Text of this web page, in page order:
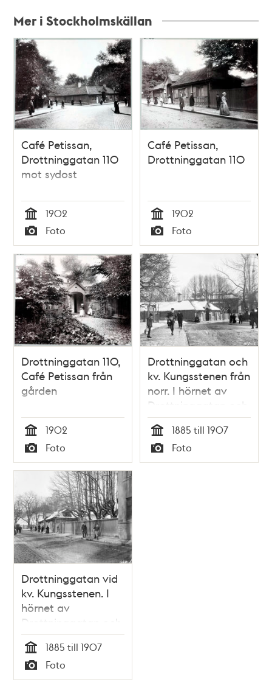
Mer i Stockholmskällan
Relaterade
poster
och
teman
Café Petissan,
Drottninggatan 110
mot sydost
Tid
1902
Typ
Foto
Café Petissan,
Drottninggatan 110
Tid
1902
Typ
Foto
Drottninggatan 110,
Café Petissan från
gården
Tid
1902
Typ
Foto
Drottninggatan och
kv. Kungsstenen från
norr. I hörnet av
Drottninggatan och
Kungstensgatan
ligger Petit Café,
kallat ""Petissan"",
som flyttades till
Tid
1885 till 1907
Typ
Foto
Drottninggatan vid
kv. Kungsstenen. I
hörnet av
Drottninggatan och
Kungstensgatan
ligger Petit Café,
kallat ""Petissan"",
som flyttades till
Tid
1885 till 1907
Typ
Foto